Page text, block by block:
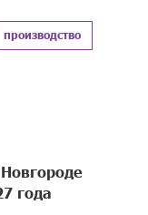
производство
года